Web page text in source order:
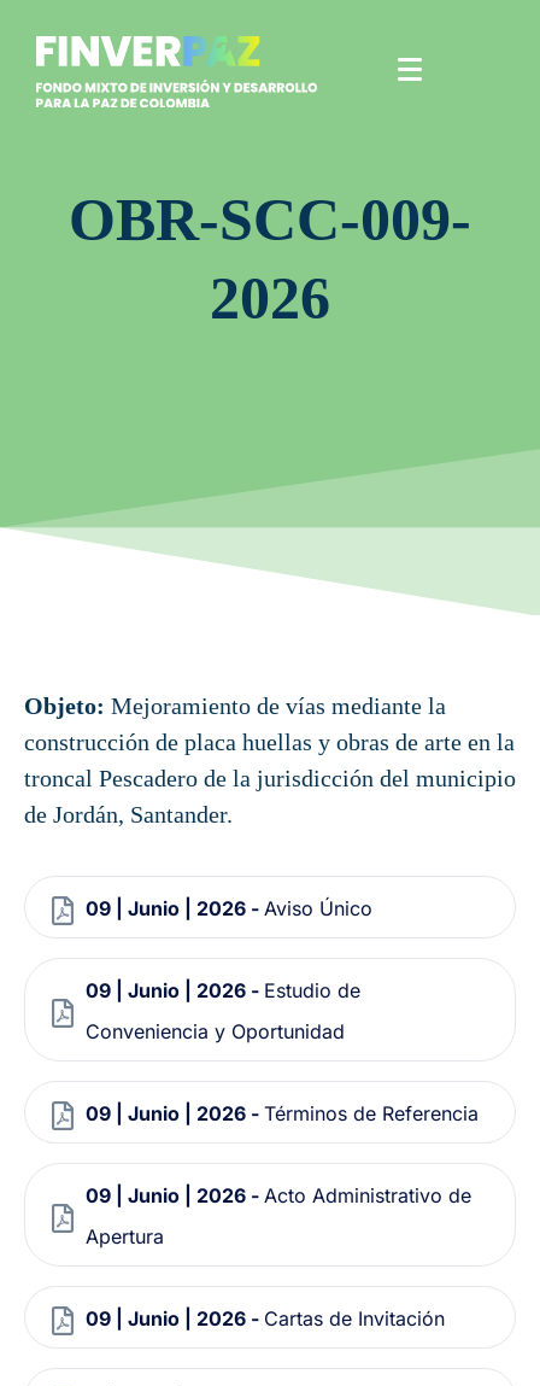
OBR-SCC-009-
2026
Objeto: Mejoramiento de vías mediante la
construcción de placa huellas y obras de arte en la
troncal Pescadero de la jurisdicción del municipio
de Jordán, Santander.
09 | Junio | 2026 - Aviso Único
09 | Junio | 2026 - Estudio de
Conveniencia y Oportunidad
09 | Junio | 2026 - Términos de Referencia
09 | Junio | 2026 - Acto Administrativo de
Apertura
09 | Junio | 2026 - Cartas de Invitación